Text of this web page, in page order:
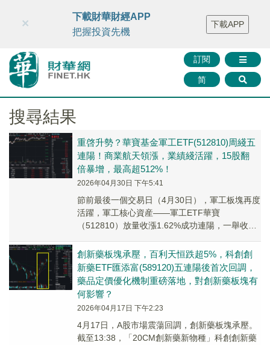
財華智庫網 FINTV FINMETA 財華證券 媒體矩陣
智庫沙龍
聯絡我們
訂閱
简
×
下載財華財經APP
把握投資先機
下載APP
搜尋結果
重啓升勢？華寶基金軍工ETF(512810)周綫五
連陽！商業航天領漲，業績綫活躍，15股翻
倍暴增，最高超512%！
2026年04月30日 下午5:41
節前最後一個交易日（4月30日），軍工板塊再度
活躍，軍工核心資産——軍工ETF華寶
（512810）放量收漲1.62%成功連陽，一舉收復
創新藥板塊承壓，百利天恒跌超5%，科創創
新藥ETF匯添富(589120)五連陽後首次回調，
藥品定價優化機制重磅落地，對創新藥板塊有
何影響？
2026年04月17日 下午2:23
4月17日，A股市場震蕩回調，創新藥板塊承壓。
截至13:38，「20CM創新藥新物種」科創創新藥